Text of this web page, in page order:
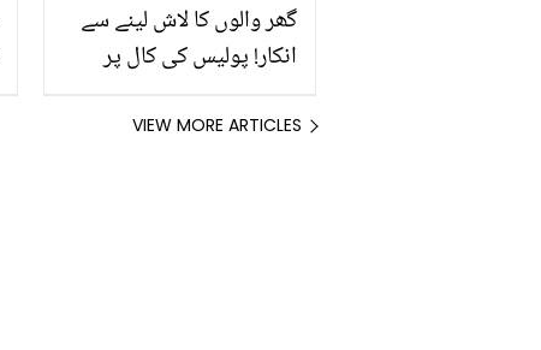
گھر والوں کا لاش لینے سے
انکار! پولیس کی کال پر
کہا؟ پوسٹ مارٹم اور نجی
VIEW MORE ARTICLES